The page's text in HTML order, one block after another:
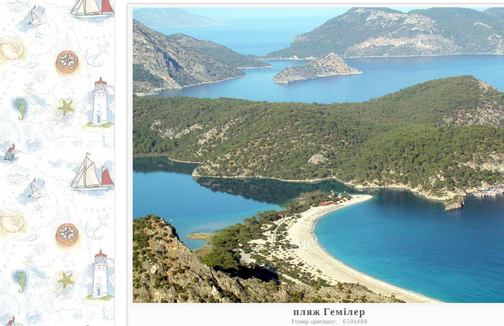
пляж Гемілер
Розмір оригіналу: 650x488